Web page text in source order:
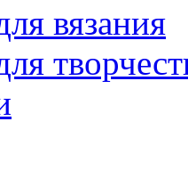
вязания